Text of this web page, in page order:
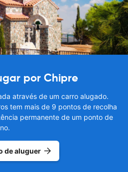
por Chipre
através de um carro alugado.
tem mais de 9 pontos de recolha
permanente de um ponto de
de aluguer